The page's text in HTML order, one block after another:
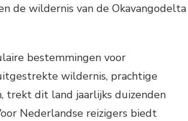
de wildernis van de Okavangodelta
bestemmingen voor
wildernis, prachtige
trekt dit land jaarlijks duizenden
Nederlandse reizigers biedt